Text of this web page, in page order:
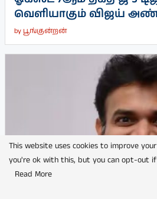
வெளியாகும் விஜய்
by பூங்குன்றன்
This website uses cookies to improve
you're ok with this, but you can opt-out if
Read More